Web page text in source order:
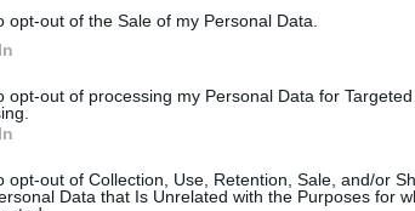
opt-out of the Sale of my Personal Data.
opt-out of processing my Personal Data for Targeted
opt-out of Collection, Use, Retention, Sale, and/or
Data that Is Unrelated with the Purposes for